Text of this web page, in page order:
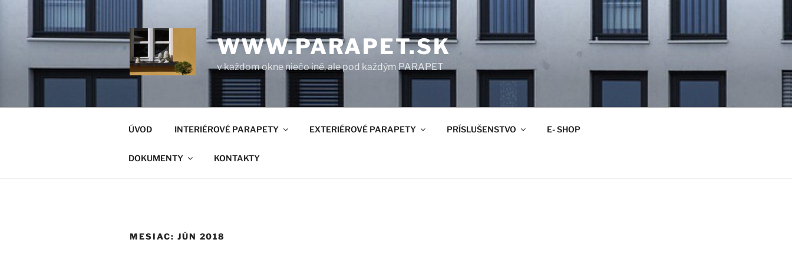
WWW.PARAPET.SK
v každom okne niečo iné, ale pod každým PARAPET
ÚVOD INTERIÉROVÉ PARAPETY EXTERIÉROVÉ PARAPETY PRÍSLUŠENSTVO E- SHOP
DOKUMENTY KONTAKTY
MESIAC: JÚN 2018